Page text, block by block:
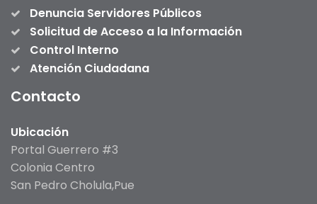
Denuncia Servidores Públicos
Solicitud de Acceso a la Información
Control Interno
Atención Ciudadana
Contacto
Ubicación
Portal Guerrero #3
Colonia Centro
San Pedro Cholula,Pue